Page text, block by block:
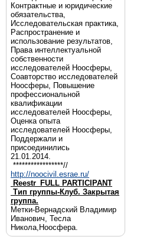
Контрактные и юридические
обязательства,
Исследовательская практика,
Распространение и
использование результатов,
Права интеллектуальной
собственности
исследователей Ноосферы,
Соавторство исследователей
Ноосферы, Повышение
профессиональной
квалификации
исследователей Ноосферы,
Оценка опыта
исследователей Ноосферы,
Поддержали и
присоединились
21.01.2014.
*****************//
http://noocivil.esrae.ru/
Reestr_FULL PARTICIPANT
Тип группы-Клуб. Закрытая
группа.
Метки-Вернадский Владимир
Иванович, Тесла
Никола,Ноосфера.